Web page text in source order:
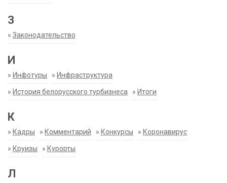
З
» Законодательство
И
» Инфотуры » Инфраструктура
» История белорусского турбизнеса » Итоги
К
» Кадры » Комментарий » Конкурсы » Коронавирус
» Круизы » Курорты
Л